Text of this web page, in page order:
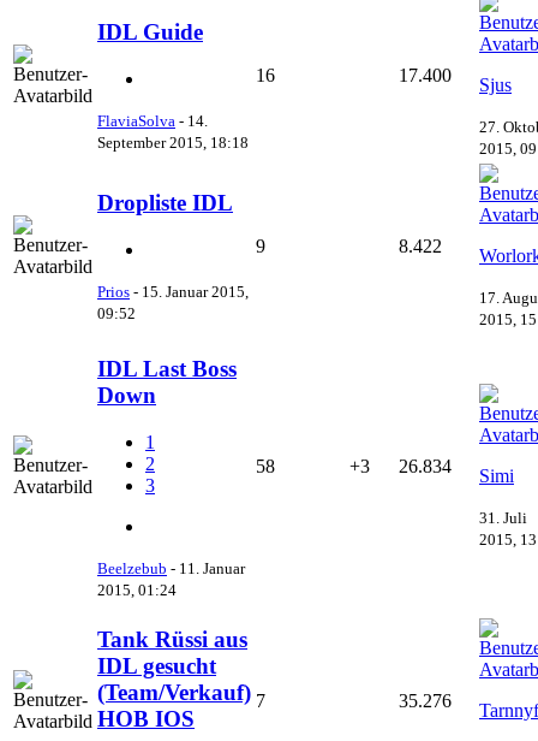
IDL Guide
FlaviaSolva - 14.
September 2015, 18:18
16 17.400 Sjus
27.
2015,
Dropliste IDL
Prios - 15. Januar 2015,
09:52
9 8.422
17.
2015,
IDL Last Boss
Down
1
2
3
Beelzebub - 11. Januar
2015, 01:24
58 +3 26.834 Simi
31. Juli
2015,
Tank Rüssi aus
IDL gesucht
(Team/Verkauf)
HOB IOS
7 35.276